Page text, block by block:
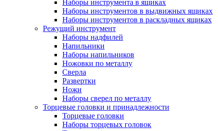
Наборы инструмента в ящиках
Наборы инструментов в выдвижных ящиках
Наборы инструментов в раскладных ящиках
Режущий инструмент
Наборы надфилей
Напильники
Наборы напильников
Ножовки по металлу
Сверла
Развертки
Ножи
Наборы сверел по металлу
Торцевые головки и принадлежности
Торцевые головки
Наборы торцевых головок